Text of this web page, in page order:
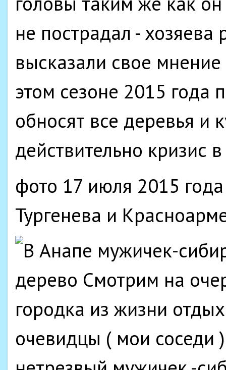
не пострадал -
высказали свое
этом сезоне 2015 года
обносят все деревья и
действительно кризис
фото 17 июля 2015
Тургенева и